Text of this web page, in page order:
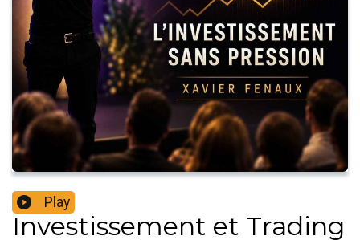
Play
Investissement et Trading